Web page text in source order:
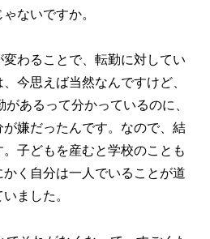
ないですか。
わることで、転勤に対してい
今思えば当然なんですけど、
あるって分かっているのに、
嫌だったんです。なので、結
子どもを産むと学校のことも
く自分は一人でいることが道
ました。